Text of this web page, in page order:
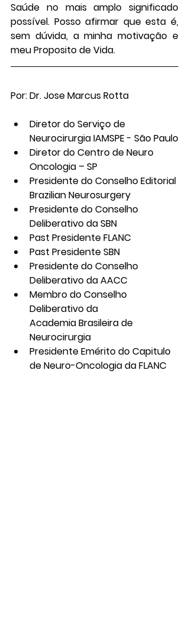
Saúde no mais amplo significado
possível. Posso afirmar que esta é,
sem dúvida, a minha motivação e
meu Proposito de Vida.
Por: Dr. Jose Marcus Rotta
Diretor do Serviço de
Neurocirurgia IAMSPE - São Paulo
Diretor do Centro de Neuro
Oncologia – SP
Presidente do Conselho Editorial
Brazilian Neurosurgery
Presidente do Conselho
Deliberativo da SBN
Past Presidente FLANC
Past Presidente SBN
Presidente do Conselho
Deliberativo da AACC
Membro do Conselho
Deliberativo da
Academia Brasileira de
Neurocirurgia
Presidente Emérito do Capitulo
de Neuro-Oncologia da FLANC